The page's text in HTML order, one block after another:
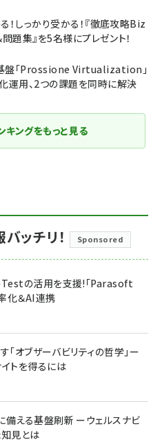
しっかり受かる！『徹底攻略Biz
題集』を5名様にプレゼント！
盤「Prossione Virtualization」
用、2つの課題を同時に解決
キングをもっと見る
ッチリ！ Sponsored
の活用を支援!「Parasoft
化＆AI連携
オブザーバビリティの哲学」ー
トを得るには
備える基盤刷新 ーウェルスナビ
見とは